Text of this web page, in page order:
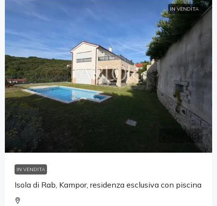
IN VENDITA
899,900€
IN VENDITA
Isola di Rab, Kampor, residenza esclusiva con piscina